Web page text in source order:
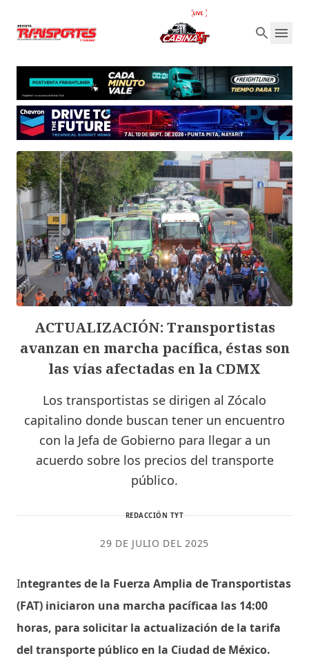
ACTUALIZACIÓN: Transportistas
avanzan en marcha pacífica, éstas son
las vías afectadas en la CDMX
Los transportistas se dirigen al Zócalo
capitalino donde buscan tener un encuentro
con la Jefa de Gobierno para llegar a un
acuerdo sobre los precios del transporte
público.
REDACCIÓN TYT
29 DE JULIO DEL 2025
Integrantes de la Fuerza Amplia de Transportistas
(FAT) iniciaron una marcha pacíficaa las 14:00
horas, para solicitar la actualización de la tarifa
del transporte públicoen la Ciudad de México.